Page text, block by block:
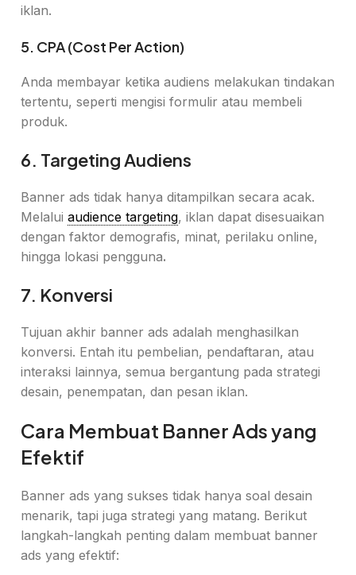
iklan.
5. CPA (Cost Per Action)
Anda membayar ketika audiens melakukan tindakan
tertentu, seperti mengisi formulir atau membeli
produk.
6. Targeting Audiens
Banner ads tidak hanya ditampilkan secara acak.
Melalui audience targeting, iklan dapat disesuaikan
dengan faktor demografis, minat, perilaku online,
hingga lokasi pengguna.
7. Konversi
Tujuan akhir banner ads adalah menghasilkan
konversi. Entah itu pembelian, pendaftaran, atau
interaksi lainnya, semua bergantung pada strategi
desain, penempatan, dan pesan iklan.
Cara Membuat Banner Ads yang
Efektif
Banner ads yang sukses tidak hanya soal desain
menarik, tapi juga strategi yang matang. Berikut
langkah-langkah penting dalam membuat banner
ads yang efektif: